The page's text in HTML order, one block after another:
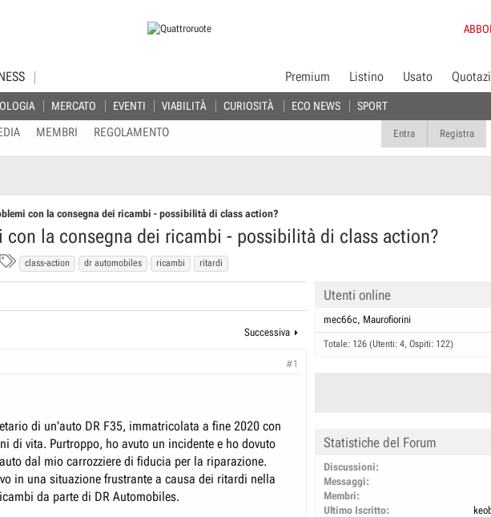
MERCATO EVENTI VIABILITÀ CURIOSITÀ ECO NEWS SPORT
Premium Listino Usato
MEMBRI REGOLAMENTO Entra Registra
con la consegna dei ricambi - possibilità di class action?
con la consegna dei ricambi - possibilità di class action?
T
a
class-action dr automobiles ricambi ritardi
Successiva
#1
di un'auto DR F35, immatricolata a fine 2020 con
di vita. Purtroppo, ho avuto un incidente e ho dovuto
dal mio carrozziere di fiducia per la riparazione.
in una situazione frustrante a causa dei ritardi nella
da parte di DR Automobiles.
Utenti online
mec66c Maurofiorini
Totale: 126 (Utenti: 4, Ospiti: 122)
Statistiche del Forum
Discussioni
Messaggi
Membri
Ultimo Iscritto